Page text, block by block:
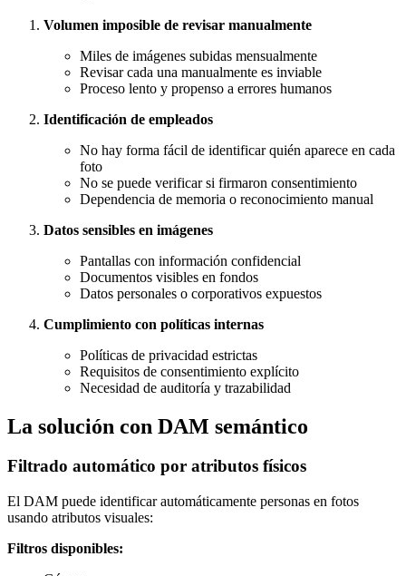
Volumen imposible de revisar manualmente
Miles de imágenes subidas mensualmente
Revisar cada una manualmente es inviable
Proceso lento y propenso a errores humanos
Identificación de empleados
No hay forma fácil de identificar quién aparece en cada
foto
No se puede verificar si firmaron consentimiento
Dependencia de memoria o reconocimiento manual
Datos sensibles en imágenes
Pantallas con información confidencial
Documentos visibles en fondos
Datos personales o corporativos expuestos
Cumplimiento con políticas internas
Políticas de privacidad estrictas
Requisitos de consentimiento explícito
Necesidad de auditoría y trazabilidad
La solución con DAM semántico
Filtrado automático por atributos físicos
El DAM puede identificar automáticamente personas en fotos
usando atributos visuales:
Filtros disponibles: